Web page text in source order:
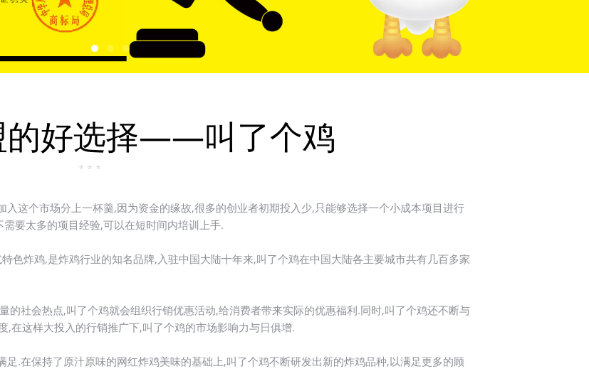
的好选择——叫了个鸡
* * *
这个市场分上一杯羹,因为资金的缘故,很多的创业者初期投入少,只能够选择一个小成本项目进行
要太多的项目经验,可以在短时间内培训上手.
色炸鸡,是炸鸡行业的知名品牌,入驻中国大陆十年来,叫了个鸡在中国大陆各主要城市共有几百多家
社会热点,叫了个鸡就会组织行销优惠活动,给消费者带来实际的优惠福利.同时,叫了个鸡还不断与
在这样大投入的行销推广下,叫了个鸡的市场影响力与日俱增.
.在保持了原汁原味的网红炸鸡美味的基础上,叫了个鸡不断研发出新的炸鸡品种,以满足更多的顾